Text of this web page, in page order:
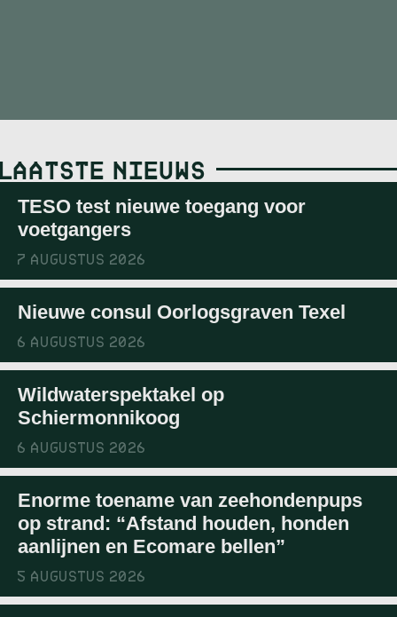
LAATSTE NIEUWS
TESO test nieuwe toegang voor
voetgangers
7 AUGUSTUS 2026
Nieuwe consul Oorlogsgraven Texel
6 AUGUSTUS 2026
Wildwaterspektakel op
Schiermonnikoog
6 AUGUSTUS 2026
Enorme toename van zeehondenpups
op strand: “Afstand houden, honden
aanlijnen en Ecomare bellen”
5 AUGUSTUS 2026